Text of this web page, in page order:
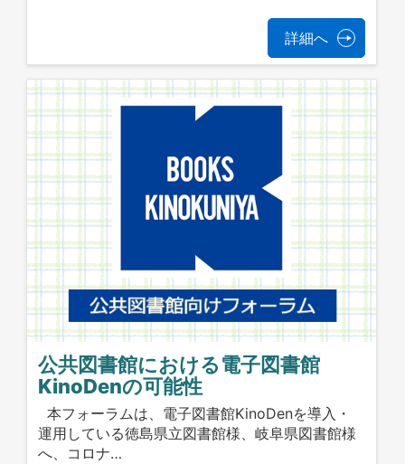
詳細へ
公共図書館における電子図書館
KinoDenの可能性
本フォーラムは、電子図書館KinoDenを導入・
運用している徳島県立図書館様、岐阜県図書館様
へ、コロナ…